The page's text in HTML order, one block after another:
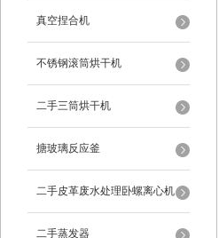
真空捏合机
不锈钢滚筒烘干机
二手三筒烘干机
搪玻璃反应釜
二手皮革废水处理卧螺离心机
二手蒸发器